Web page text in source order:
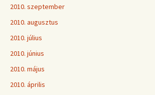
2010. szeptember
2010. augusztus
2010. július
2010. június
2010. május
2010. április